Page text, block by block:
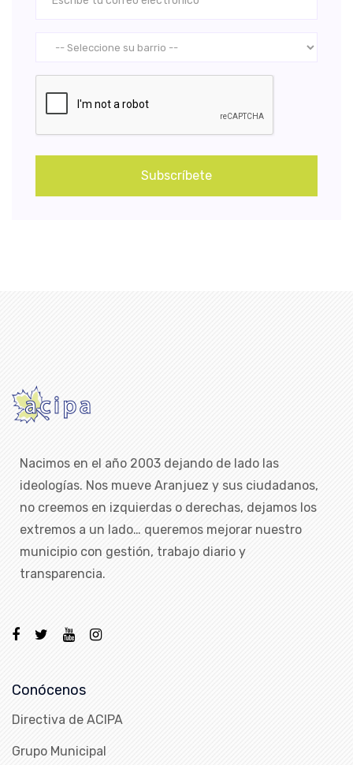
Subscríbete
Nacimos en el año 2003 dejando de lado las
ideologías. Nos mueve Aranjuez y sus ciudadanos,
no creemos en izquierdas o derechas, dejamos los
extremos a un lado… queremos mejorar nuestro
municipio con gestión, trabajo diario y
transparencia.
Conócenos
Directiva de ACIPA
Grupo Municipal